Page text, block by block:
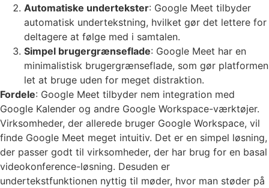
Automatiske undertekster: Google Meet tilbyder
automatisk undertekstning, hvilket gør det lettere for
deltagere at følge med i samtalen.
Simpel brugergrænseflade: Google Meet har en
minimalistisk brugergrænseflade, som gør platformen
let at bruge uden for meget distraktion.
Fordele: Google Meet tilbyder nem integration med
Google Kalender og andre Google Workspace-værktøjer.
Virksomheder, der allerede bruger Google Workspace, vil
finde Google Meet meget intuitiv. Det er en simpel løsning,
der passer godt til virksomheder, der har brug for en basal
videokonference-løsning. Desuden er
undertekstfunktionen nyttig til møder, hvor man støder på